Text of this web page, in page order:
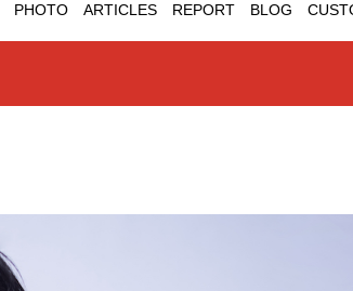
PHOTO ARTICLES REPORT BLOG